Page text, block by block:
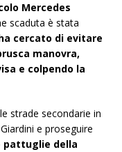
Mercedes
scaduta è stata
cercato di evitare
manovra,
e colpendo la
strade secondarie in
e proseguire
pattuglie della